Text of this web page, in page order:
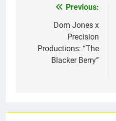
navigation
Previous:
Dom Jones x
Precision
Productions: “The
Blacker Berry”